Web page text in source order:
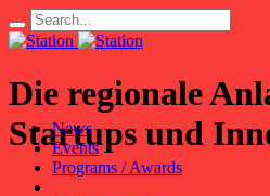
Die regionale
Startups und
News
Events
Programs / Awards